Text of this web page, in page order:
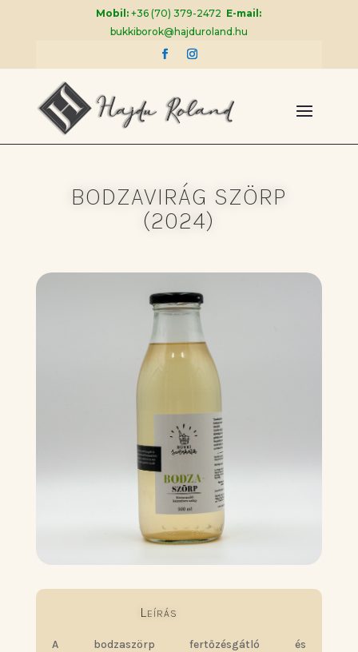
Mobil: +36 (70) 379-2472 E-mail:
bukkiborok@hajduroland.hu
BODZAVIRÁG SZÖRP
(2024)
Leírás
A bodzaszörp fertőzésgátló és